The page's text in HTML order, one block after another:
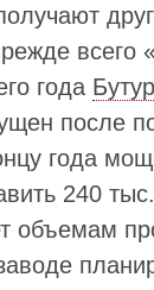
всего
года
после
года
240
объемам